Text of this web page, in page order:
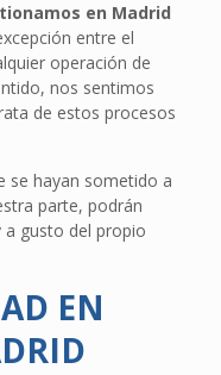
en Madrid
entre el
operación de
nos sentimos
de estos procesos
se hayan sometido a
parte, podrán
gusto del propio
EN